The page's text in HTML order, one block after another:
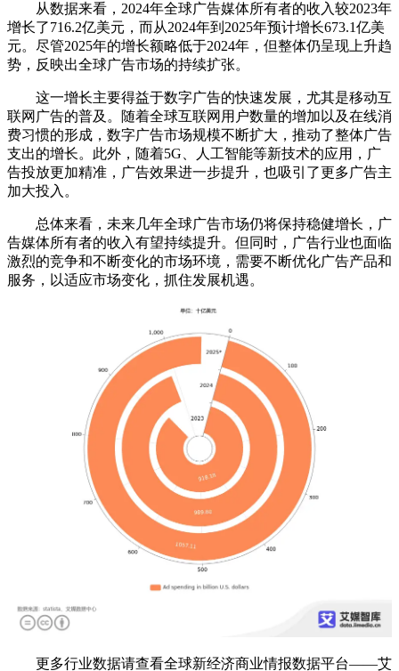
从数据来看，2024年全球广告媒体所有者的收入较2023年
增长了716.2亿美元，而从2024年到2025年预计增长673.1亿美
元。尽管2025年的增长额略低于2024年，但整体仍呈现上升趋
势，反映出全球广告市场的持续扩张。
这一增长主要得益于数字广告的快速发展，尤其是移动互
联网广告的普及。随着全球互联网用户数量的增加以及在线消
费习惯的形成，数字广告市场规模不断扩大，推动了整体广告
支出的增长。此外，随着5G、人工智能等新技术的应用，广
告投放更加精准，广告效果进一步提升，也吸引了更多广告主
加大投入。
总体来看，未来几年全球广告市场仍将保持稳健增长，广
告媒体所有者的收入有望持续提升。但同时，广告行业也面临
激烈的竞争和不断变化的市场环境，需要不断优化广告产品和
服务，以适应市场变化，抓住发展机遇。
更多行业数据请查看全球新经济商业情报数据平台——艾